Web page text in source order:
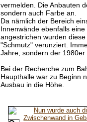
vermelden. Die Anbauten
sondern auch Farbe an.
Da nämlich der Bereich
Innenwände ebenfalls
angestrichen wurden
"Schmutz" verunziert.
Jahre, sondern der
Bei der Recherche zum
Haupthalle war zu Beginn
Ausbau in die Höhe.